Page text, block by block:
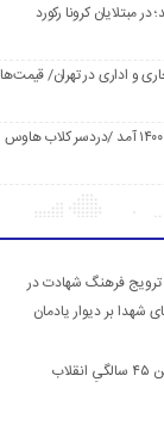
در مبتلایان کرونا رکورد
و اداری در تهران/ قیمت‌ها
مردِ خاکستری انتخابات ۱۴۰۰ آمد /دردسر کلاب هاوس
ترویج فرهنگ شهادت در
بر دیوار یادمان